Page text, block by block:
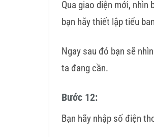
Qua giao diện mới, nhìn
bạn hãy thiết lập tiểu
Ngay sau đó bạn sẽ
ta đang cần.
Bước 12:
Bạn hãy nhập số điện